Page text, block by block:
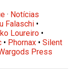
· Notícias
Falaschi •
Loureiro •
• Phornax •Silent
Press